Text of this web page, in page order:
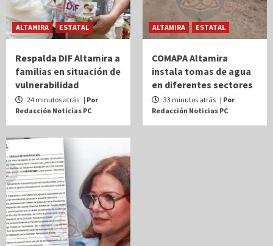
ALTAMIRA ESTATAL
Respalda DIF Altamira a
familias en situación de
vulnerabilidad
24 minutos atrás | Por
Redacción Noticias PC
ALTAMIRA ESTATAL
COMAPA Altamira
instala tomas de agua
en diferentes sectores
33 minutos atrás | Por
Redacción Noticias PC